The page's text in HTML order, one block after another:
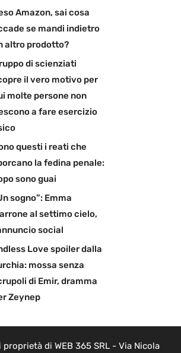
Amazon, sai cosa
se mandi indietro
altro prodotto?
di scienziati
il vero motivo per
molte persone non
a fare esercizio
questi i reati che
la fedina penale:
sono guai
sogno”: Emma
al settimo cielo,
social
Love spoiler dalla
mossa senza
di Emir, dramma
Zeynep
di WEB 365 SRL - Via Nicola